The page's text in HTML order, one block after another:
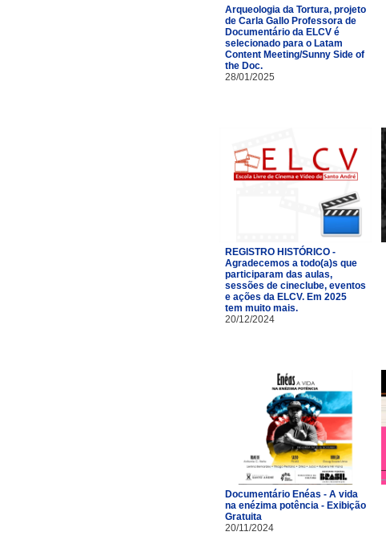
Arqueologia da Tortura, projeto
de Carla Gallo Professora de
Documentário da ELCV é
selecionado para o Latam
Content Meeting/Sunny Side of
the Doc.
28/01/2025
REGISTRO HISTÓRICO -
Agradecemos a todo(a)s que
participaram das aulas,
sessões de cineclube, eventos
e ações da ELCV. Em 2025
tem muito mais.
20/12/2024
Documentário Enéas - A vida
na enézima potência - Exibição
Gratuita
20/11/2024